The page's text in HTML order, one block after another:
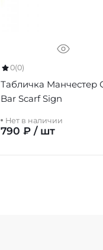
0(0)
Табличка Манчестер
Bar Scarf Sign
Нет в наличии
790 ₽ / шт